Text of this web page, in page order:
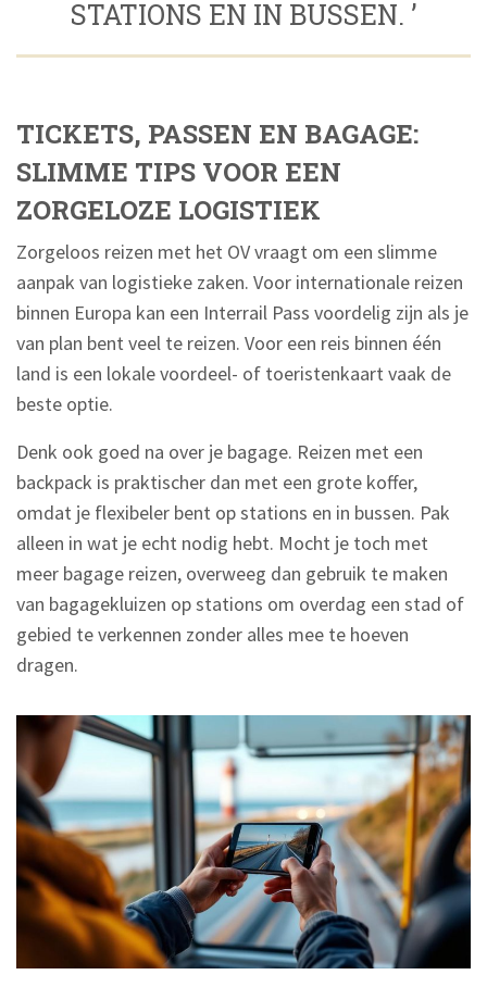
STATIONS EN IN BUSSEN. ’
TICKETS, PASSEN EN BAGAGE:
SLIMME TIPS VOOR EEN
ZORGELOZE LOGISTIEK
Zorgeloos reizen met het OV vraagt om een slimme
aanpak van logistieke zaken. Voor internationale reizen
binnen Europa kan een Interrail Pass voordelig zijn als je
van plan bent veel te reizen. Voor een reis binnen één
land is een lokale voordeel- of toeristenkaart vaak de
beste optie.
Denk ook goed na over je bagage. Reizen met een
backpack is praktischer dan met een grote koffer,
omdat je flexibeler bent op stations en in bussen. Pak
alleen in wat je echt nodig hebt. Mocht je toch met
meer bagage reizen, overweeg dan gebruik te maken
van bagagekluizen op stations om overdag een stad of
gebied te verkennen zonder alles mee te hoeven
dragen.